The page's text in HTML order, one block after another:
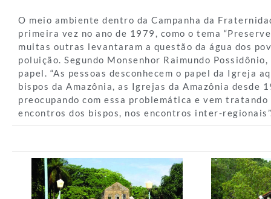
O meio ambiente dentro da Campanha da
primeira vez no ano de 1979, como o tema
muitas outras levantaram a questão da água dos
poluição. Segundo Monsenhor Raimundo
papel. “As pessoas desconhecem o papel da Igreja
bispos da Amazônia, as Igrejas da Amazônia desde
preocupando com essa problemática e vem
encontros dos bispos, nos encontros inter-